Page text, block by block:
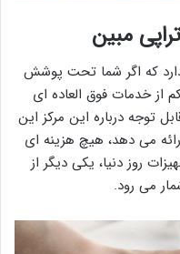
دارد که اگر شما تحت پوشش
از خدمات فوق العاده ای
توجه درباره این مرکز این
می دهد، هیچ هزینه ای
روز دنیا، یکی دیگر از
می رود.